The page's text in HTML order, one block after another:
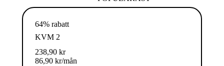
64% rabatt
KVM 2
238,90 kr
86,90 kr/mån